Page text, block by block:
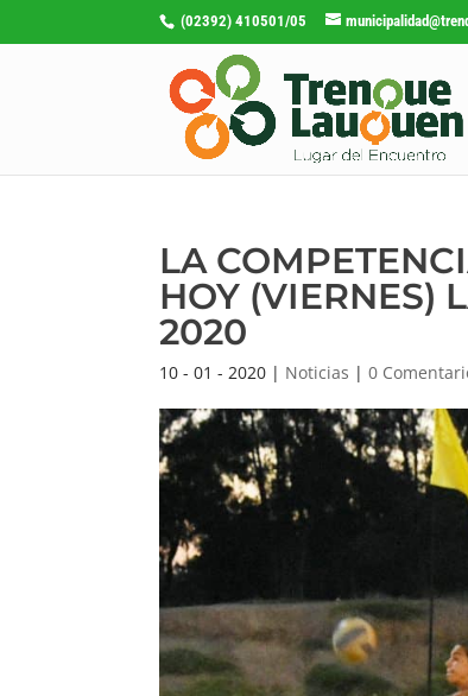
(02392) 410501/05
LA
HOY (VIERNES)
2020
10 - 01 - 2020 | Noticias |0